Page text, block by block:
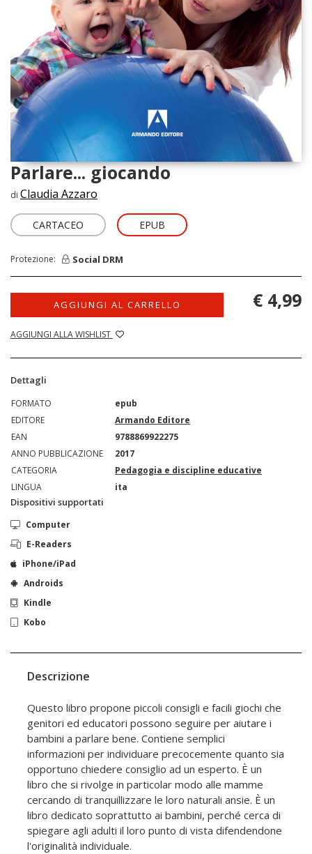
Parlare... giocando
di Claudia Azzaro
CARTACEO EPUB
Protezione: Social DRM
AGGIUNGI AL CARRELLO
AGGIUNGI ALLA WISHLIST
€ 4,99
Dettagli
FORMATO
epub
EDITORE
Armando Editore
EAN
9788869922275
ANNO PUBBLICAZIONE
2017
CATEGORIA
Pedagogia e discipline educative
LINGUA
ita
Dispositivi supportati
Computer
E-Readers
iPhone/iPad
Androids
Kindle
Kobo
Descrizione
Questo libro propone piccoli consigli e facili giochi che
genitori ed educatori possono seguire per aiutare i
bambini a parlare bene. Contiene semplici
informazioni per individuare precocemente quanto sia
opportuno chiedere consiglio ad un esperto. È un
libro che si rivolge in particolar modo alle mamme
cercando di tranquillizzare le loro naturali ansie. È un
libro dedicato soprattutto ai bambini, perché cerca di
spiegare agli adulti il loro punto di vista difendendone
l'originalità individuale.